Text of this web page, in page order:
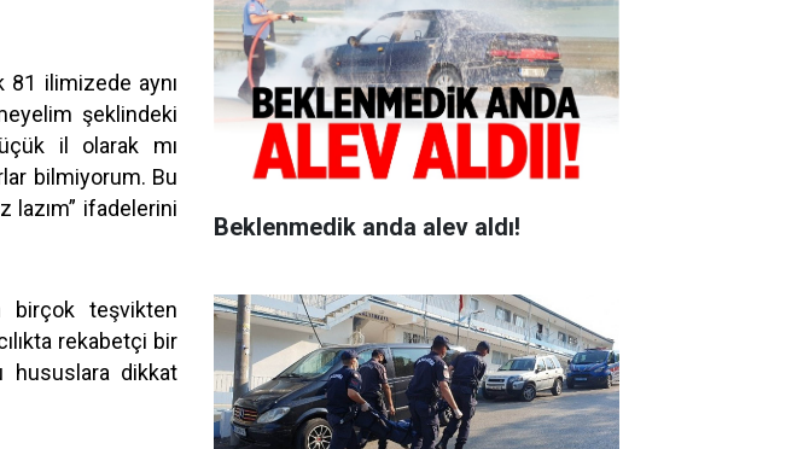
81 ilimizede aynı
şeklindeki
il olarak mı
bilmiyorum. Bu
lazım” ifadelerini
birçok teşvikten
rekabetçi bir
hususlara dikkat
Beklenmedik anda alev aldı!